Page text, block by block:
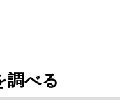
調べる